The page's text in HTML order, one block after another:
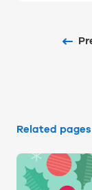
Related pages